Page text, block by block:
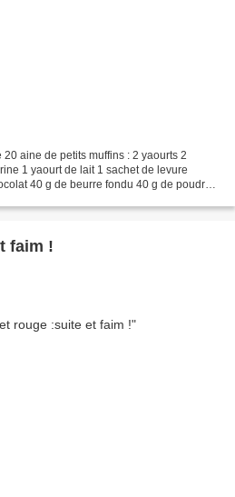
aine de petits muffins : 2 yaourts 2
1 yaourt de lait 1 sachet de levure
40 g de beurre fondu 40 g de poudres
faim !